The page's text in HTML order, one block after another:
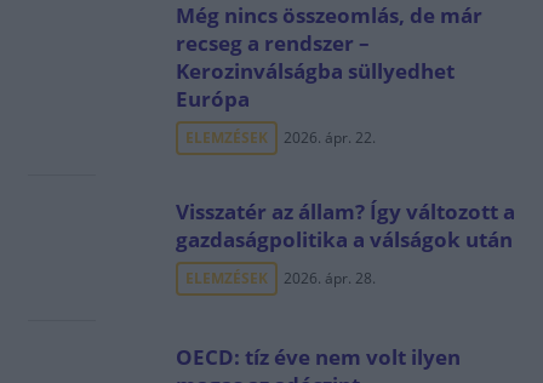
Még nincs összeomlás, de már
recseg a rendszer –
Kerozinválságba süllyedhet
Európa
ELEMZÉSEK 2026. ápr. 22.
Visszatér az állam? Így változott a
gazdaságpolitika a válságok után
ELEMZÉSEK 2026. ápr. 28.
OECD: tíz éve nem volt ilyen